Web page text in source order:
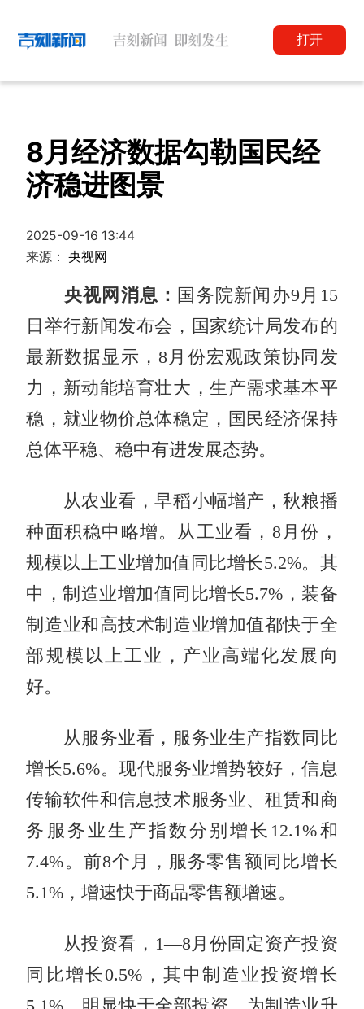
打开
8月经济数据勾勒国民经
济稳进图景
2025-09-16 13:44
来源：央视网
央视网消息： 国务院新闻办9月15
日举行新闻发布会，国家统计局发布的
最新数据显示，8月份宏观政策协同发
力，新动能培育壮大，生产需求基本平
稳，就业物价总体稳定，国民经济保持
总体平稳、稳中有进发展态势。
从农业看，早稻小幅增产，秋粮播
种面积稳中略增。从工业看，8月份，
规模以上工业增加值同比增长5.2%。其
中，制造业增加值同比增长5.7%，装备
制造业和高技术制造业增加值都快于全
部规模以上工业，产业高端化发展向
好。
从服务业看，服务业生产指数同比
增长5.6%。现代服务业增势较好，信息
传输软件和信息技术服务业、租赁和商
务服务业生产指数分别增长12.1%和
7.4%。前8个月，服务零售额同比增长
5.1%，增速快于商品零售额增速。
从投资看，1—8月份固定资产投资
同比增长0.5%，其中制造业投资增长